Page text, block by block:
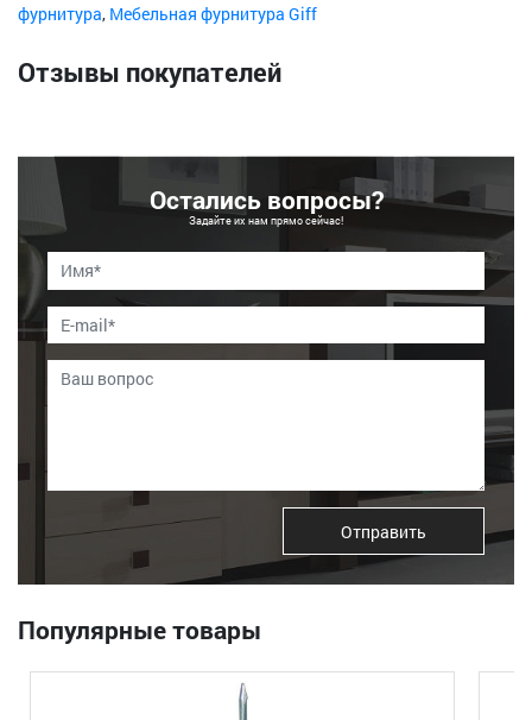
фурнитура, Мебельная фурнитура Giff
Отзывы покупателей
Остались вопросы?
Задайте их нам прямо сейчас!
Отправить
Популярные товары